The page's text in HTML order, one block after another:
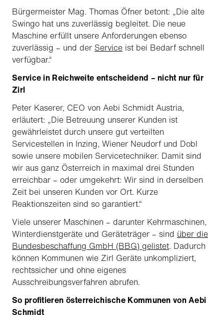
Bürgermeister Mag. Thomas Öfner betont: „Die alte
Swingo hat uns zuverlässig begleitet. Die neue
Maschine erfüllt unsere Anforderungen ebenso
zuverlässig – und der Service ist bei Bedarf schnell
verfügbar.“
Service in Reichweite entscheidend – nicht nur für
Zirl
Peter Kaserer, CEO von Aebi Schmidt Austria,
erläutert: „Die Betreuung unserer Kunden ist
gewährleistet durch unsere gut verteilten
Servicestellen in Inzing, Wiener Neudorf und Dobl
sowie unsere mobilen Servicetechniker. Damit sind
wir aus ganz Österreich in maximal drei Stunden
erreichbar – oder umgekehrt: Wir sind in derselben
Zeit bei unseren Kunden vor Ort. Kurze
Reaktionszeiten sind so garantiert.“
Viele unserer Maschinen – darunter Kehrmaschinen,
Winterdienstgeräte und Geräteträger – sind über die
Bundesbeschaffung GmbH (BBG) gelistet. Dadurch
können Kommunen wie Zirl Geräte unkompliziert,
rechtssicher und ohne eigenes
Ausschreibungsverfahren abrufen.
So profitieren österreichische Kommunen von Aebi
Schmidt